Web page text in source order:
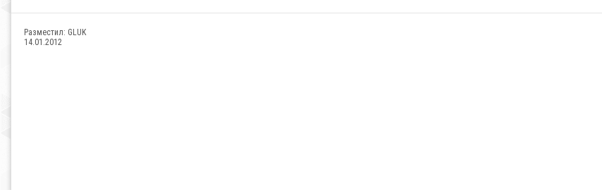
Разместил: GLUK
14.01.2012